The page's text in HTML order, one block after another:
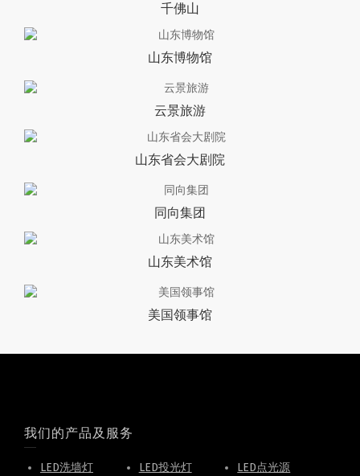
千佛山
山东博物馆
云景旅游
山东省会大剧院
同向集团
山东美术馆
美国领事馆
我们的产品及服务
LED洗墙灯 LED投光灯
LED点光源